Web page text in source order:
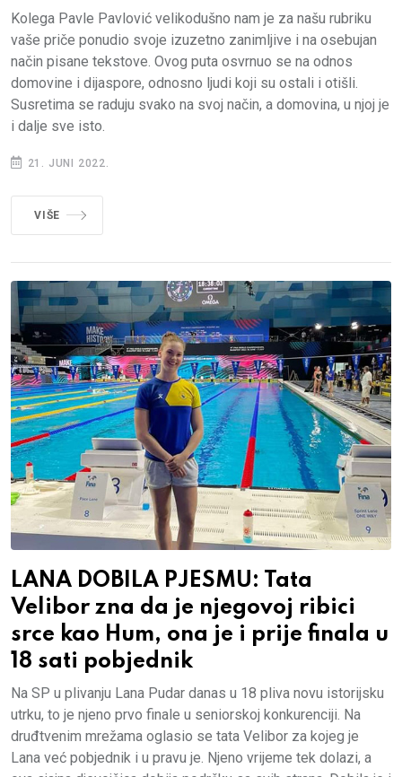
Kolega Pavle Pavlović velikodušno nam je za našu rubriku
vaše priče ponudio svoje izuzetno zanimljive i na osebujan
način pisane tekstove. Ovog puta osvrnuo se na odnos
domovine i dijaspore, odnosno ljudi koji su ostali i otišli.
Susretima se raduju svako na svoj način, a domovina, u njoj je
i dalje sve isto.
21. JUNI 2022.
VIŠE
LANA DOBILA PJESMU: Tata
Velibor zna da je njegovoj ribici
srce kao Hum, ona je i prije finala u
18 sati pobjednik
Na SP u plivanju Lana Pudar danas u 18 pliva novu istorijsku
utrku, to je njeno prvo finale u seniorskoj konkurenciji. Na
druđtvenim mrežama oglasio se tata Velibor za kojeg je
Lana već pobjednik i u pravu je. Njeno vrijeme tek dolazi, a